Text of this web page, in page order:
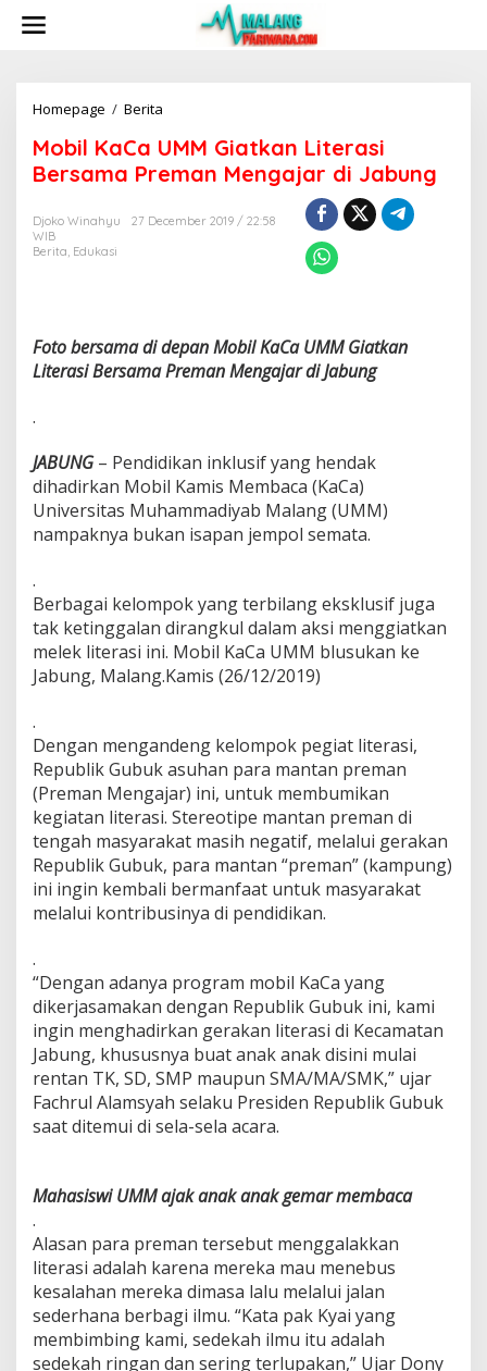
Homepage / Berita
b
i
l
a
G
a
n
L
t
e
s
i
B
e
r
a
P
r
m
a
n
M
e
j
a
r
d
i
J
a
b
Mobil KaCa UMM Giatkan Literasi
Bersama Preman Mengajar di Jabung
Djoko Winahyu
27 December 2019 / 22:58
WIB
Berita, Edukasi
Foto bersama di depan Mobil KaCa UMM Giatkan
Literasi Bersama Preman Mengajar di Jabung
.
JABUNG– Pendidikan inklusif yang hendak
dihadirkan Mobil Kamis Membaca (KaCa)
Universitas Muhammadiyab Malang (UMM)
nampaknya bukan isapan jempol semata.
.
Berbagai kelompok yang terbilang eksklusif juga
tak ketinggalan dirangkul dalam aksi menggiatkan
melek literasi ini. Mobil KaCa UMM blusukan ke
Jabung, Malang.Kamis (26/12/2019)
.
Dengan mengandeng kelompok pegiat literasi,
Republik Gubuk asuhan para mantan preman
(Preman Mengajar) ini, untuk membumikan
kegiatan literasi. Stereotipe mantan preman di
tengah masyarakat masih negatif, melalui gerakan
Republik Gubuk, para mantan “preman” (kampung)
ini ingin kembali bermanfaat untuk masyarakat
melalui kontribusinya di pendidikan.
.
“Dengan adanya program mobil KaCa yang
dikerjasamakan dengan Republik Gubuk ini, kami
ingin menghadirkan gerakan literasi di Kecamatan
Jabung, khususnya buat anak anak disini mulai
rentan TK, SD, SMP maupun SMA/MA/SMK,” ujar
Fachrul Alamsyah selaku Presiden Republik Gubuk
saat ditemui di sela-sela acara.
Mahasiswi UMM ajak anak anak gemar membaca
.
Alasan para preman tersebut menggalakkan
literasi adalah karena mereka mau menebus
kesalahan mereka dimasa lalu melalui jalan
sederhana berbagi ilmu. “Kata pak Kyai yang
membimbing kami, sedekah ilmu itu adalah
sedekah ringan dan sering terlupakan,” Ujar Dony